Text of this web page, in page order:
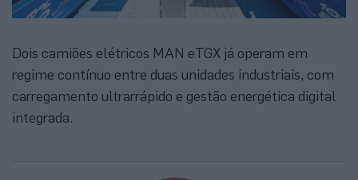
Dois camiões elétricos MAN eTGX já operam em
regime contínuo entre duas unidades industriais, com
carregamento ultrarrápido e gestão energética digital
integrada.